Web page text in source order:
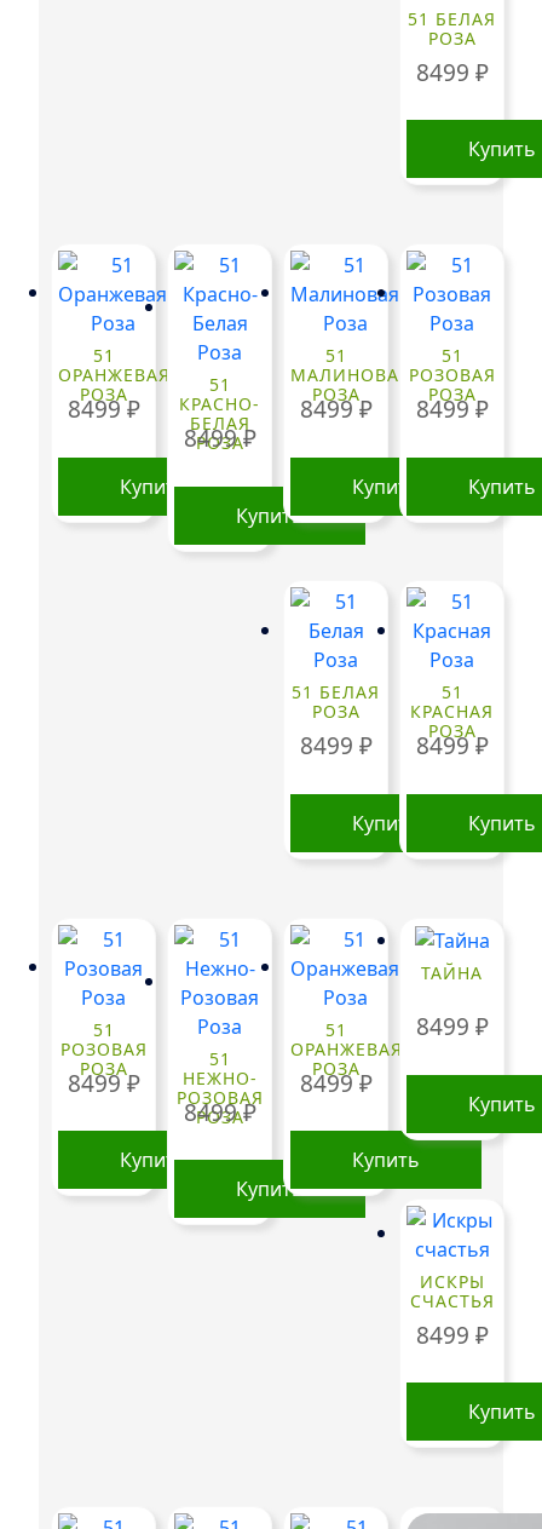
51 БЕЛАЯ
РОЗА
8499 ₽
Купить
51
ОРАНЖЕВАЯ
РОЗА
8499₽
Купить
51
КРАСНО-
БЕЛАЯ
РОЗА
8499₽
Купить
51
МАЛИНОВАЯ
РОЗА
8499₽
Купить
51
РОЗОВАЯ
РОЗА
8499₽
Купить
51 БЕЛАЯ
РОЗА
8499 ₽
Купить
51
КРАСНАЯ
РОЗА
8499₽
Купить
51
РОЗОВАЯ
РОЗА
8499₽
Купить
51
НЕЖНО-
РОЗОВАЯ
РОЗА
8499₽
Купить
51
ОРАНЖЕВАЯ
РОЗА
8499₽
Купить
ТАЙНА
8499 ₽
Купить
ИСКРЫ
СЧАСТЬЯ
8499 ₽
Купить